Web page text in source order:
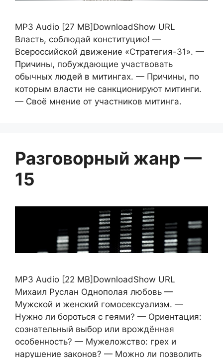
MP3 Audio [27 MB]DownloadShow URL
Власть, соблюдай конституцию! —
Всероссийской движение «Стратегия-31». —
Причины, побуждающие участвовать
обычных людей в митингах. — Причины, по
которым власти не санкционируют митинги.
— Своё мнение от участников митинга.
Разговорный жанр —
15
MP3 Audio [22 MB]DownloadShow URL
Михаил Руслан Однополая любовь —
Мужской и женский гомосексуализм. —
Нужно ли бороться с геями? — Ориентация:
сознательный выбор или врождённая
особенность? — Мужеложство: грех и
нарушение законов? — Можно ли позволить